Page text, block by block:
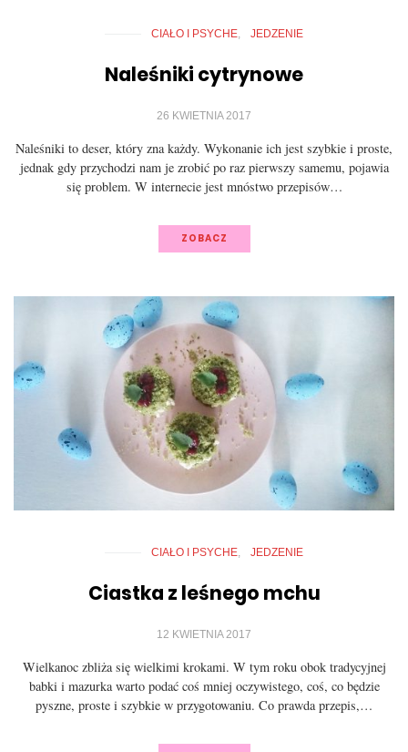
CIAŁO I PSYCHE JEDZENIE
Naleśniki cytrynowe
26 KWIETNIA 2017
Naleśniki to deser, który zna każdy. Wykonanie ich jest szybkie i proste,
jednak gdy przychodzi nam je zrobić po raz pierwszy samemu, pojawia
się problem. W internecie jest mnóstwo przepisów…
ZOBACZ
CIAŁO I PSYCHE JEDZENIE
Ciastka z leśnego mchu
12 KWIETNIA 2017
Wielkanoc zbliża się wielkimi krokami. W tym roku obok tradycyjnej
babki i mazurka warto podać coś mniej oczywistego, coś, co będzie
pyszne, proste i szybkie w przygotowaniu. Co prawda przepis,…